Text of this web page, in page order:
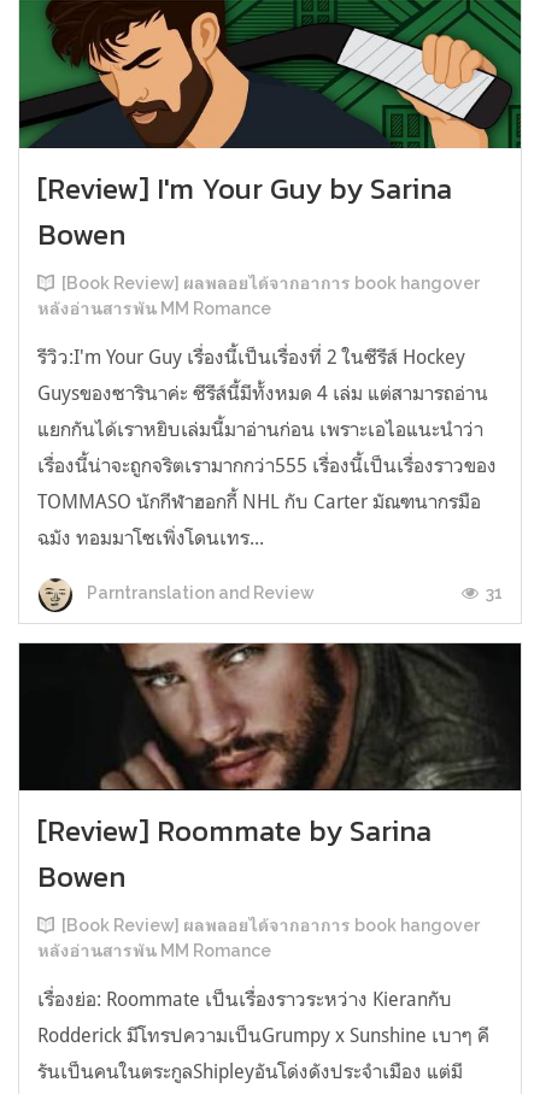
[Review] I'm Your Guy by Sarina
Bowen
[Book Review] ผลพลอยได้จากอาการ book hangover
หลังอ่านสารพัน MM Romance
รีวิว:I'm Your Guy เรื่องนี้เป็นเรื่องที่ 2 ในซีรีส์ Hockey
Guysของซารินาค่ะ ซีรีส์นี้มีทั้งหมด 4 เล่ม แต่สามารถอ่าน
แยกกันได้เราหยิบเล่มนี้มาอ่านก่อน เพราะเอไอแนะนำว่า
เรื่องนี้น่าจะถูกจริตเรามากกว่า555 เรื่องนี้เป็นเรื่องราวของ
TOMMASO นักกีฬาฮอกกี้ NHL กับ Carter มัณฑนากรมือ
ฉมัง ทอมมาโซเพิ่งโดนเทร...
Parntranslation and Review 31
[Review] Roommate by Sarina
Bowen
[Book Review] ผลพลอยได้จากอาการ book hangover
หลังอ่านสารพัน MM Romance
เรื่องย่อ: Roommate เป็นเรื่องราวระหว่าง Kieranกับ
Rodderick มีโทรปความเป็นGrumpy x Sunshine เบาๆ คี
รันเป็นคนในตระกูลShipleyอันโด่งดังประจำเมือง แต่มี